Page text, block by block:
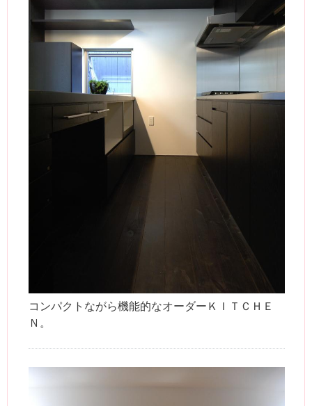
コンパクトながら機能的なオーダーＫＩＴＣＨＥ
Ｎ。